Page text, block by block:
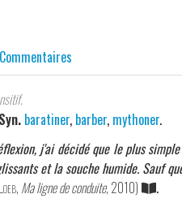
baratiner, barber, mythoner.
j'ai décidé que le plus
et la souche humide. Sauf
, Ma ligne de conduite, 2010) .